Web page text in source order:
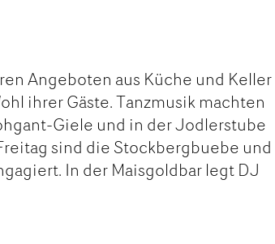
Angeboten aus Küche und Keller
ihrer Gäste. Tanzmusik machten
Giele und in der Jodlerstube
sind die Stockbergbuebe und
In der Maisgoldbar legt DJ